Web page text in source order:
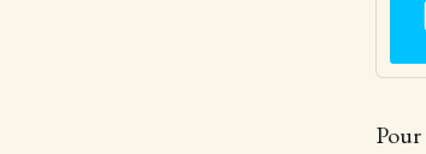
Pour